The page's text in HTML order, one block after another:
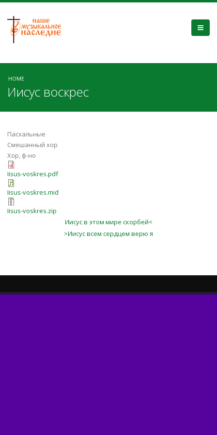
HOME
Иисус воскрес
Пасхальные
Смешанный хор
Хор, ф-но
Iisus-voskres.pdf
Iisus-voskres.mid
Iisus-voskres.zip
Иисус в этом мире скорбей<
>Иисус всем сердцем верю я